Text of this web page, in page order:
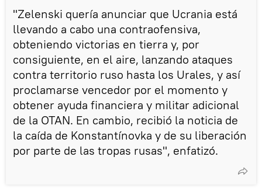
"Zelenski quería anunciar que Ucrania está
llevando a cabo una contraofensiva,
obteniendo victorias en tierra y, por
consiguiente, en el aire, lanzando ataques
contra territorio ruso hasta los Urales, y así
proclamarse vencedor por el momento y
obtener ayuda financiera y militar adicional
de la OTAN. En cambio, recibió la noticia de
la caída de Konstantínovka y de su liberación
por parte de las tropas rusas", enfatizó.